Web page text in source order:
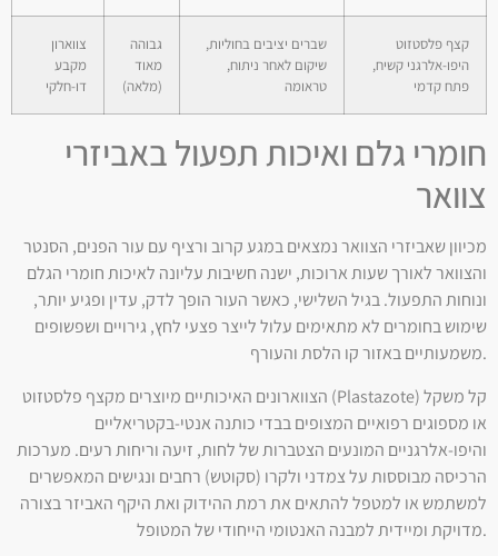
צווארון
מקבע
דו-חלקי
גבוהה
מאוד
(מלאה)
שברים יציבים בחוליות,
שיקום לאחר ניתוח,
טראומה
קצף פלסטזוט
היפו-אלרגני קשיח,
פתח קדמי
חומרי גלם ואיכות תפעול באביזרי
צוואר
מכיוון שאביזרי הצוואר נמצאים במגע קרוב ורציף עם עור הפנים, הסנטר
והצוואר לאורך שעות ארוכות, ישנה חשיבות עליונה לאיכות חומרי הגלם
ונוחות התפעול. בגיל השלישי, כאשר העור הופך לדק, עדין ופגיע יותר,
שימוש בחומרים לא מתאימים עלול לייצר פצעי לחץ, גירויים ושפשופים
משמעותיים באזור קו הלסת והעורף.
הצווארונים האיכותיים מיוצרים מקצף פלסטזוט (Plastazote) קל משקל
או מספוגים רפואיים המצופים בבדי כותנה אנטי-בקטריאליים
והיפו-אלרגניים המונעים הצטברות של לחות, זיעה וריחות רעים. מערכות
הרכיסה מבוססות על צמדני ולקרו (סקוטש) רחבים ונגישים המאפשרים
למשתמש או למטפל להתאים את רמת ההידוק ואת היקף האביזר בצורה
מדויקת ומיידית למבנה האנטומי הייחודי של המטופל.